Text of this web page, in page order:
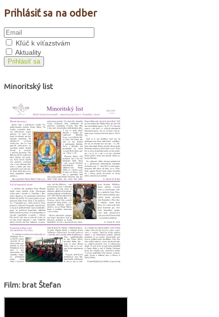
Prihlásiť sa na odber
Kľúč k víťazstvám
Aktuality
Prihlásiť sa
Minoritský list
Film: brat Štefan